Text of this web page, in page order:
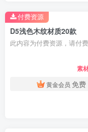
D5浅色木纹材质20款
此内容为付费资源，请付
素
黄金会员 免费
付费资源